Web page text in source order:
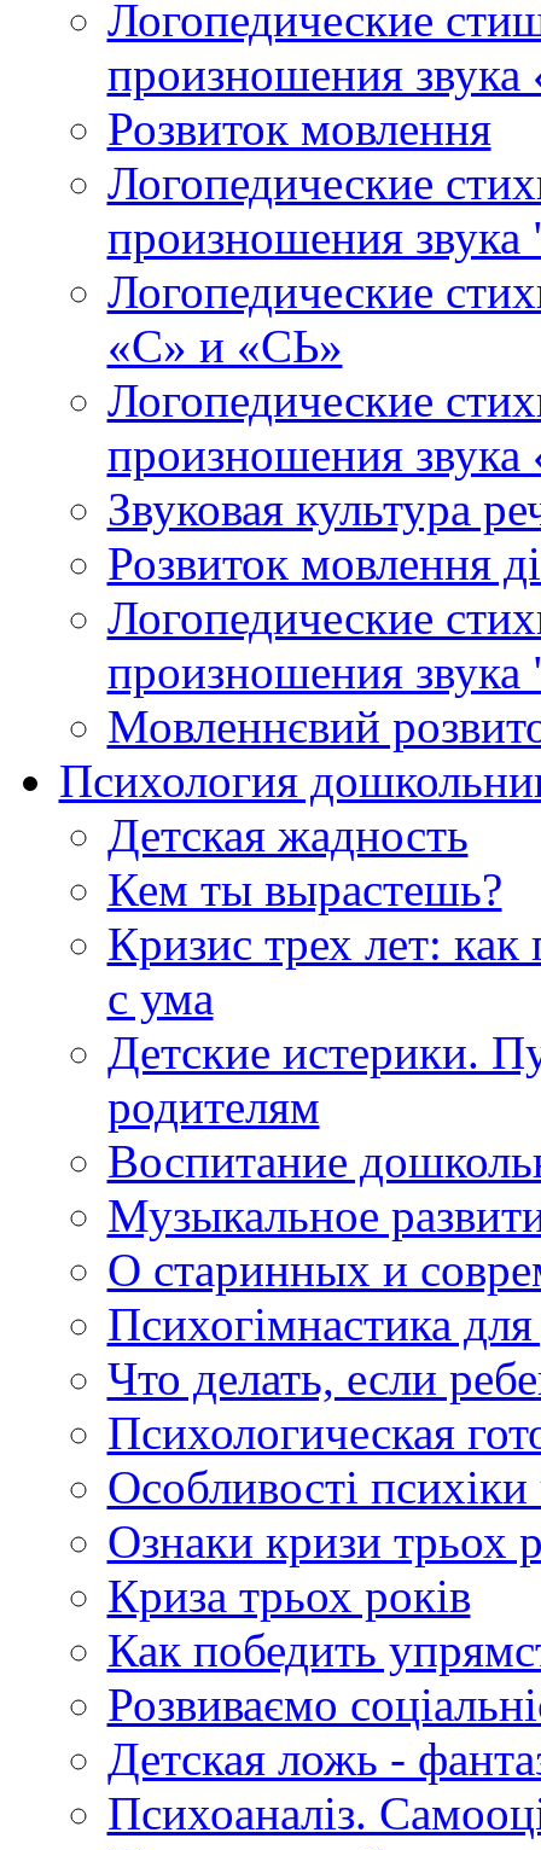
Логопедические
произношения звука
Розвиток мовлення
Логопедические
произношения звука
Логопедические
«С» и «СЬ»
Логопедические
произношения
Звуковая культура
Розвиток мовлення
Логопедические
произношения
Мовленнєвий
Психология
Детская жадность
Кем ты вырастешь?
Кризис трех лет: как
с ума
Детские истерики.
родителям
Воспитание
Музыкальное
О старинных и
Психогімнастика для
Что делать, если
Психологическая
Особливості
Ознаки кризи трьох
Криза трьох років
Как победить
Розвиваємо
Детская ложь -
Психоаналіз.